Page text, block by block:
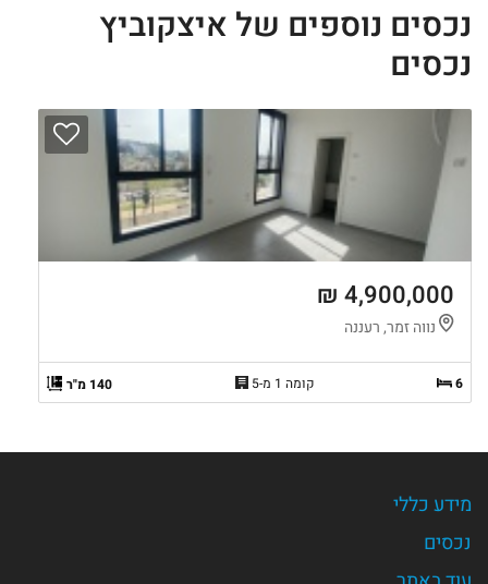
נכסים נוספים של איצקוביץ
נכסים
4,900,000 ₪
נווה זמר, רעננה
6 קומה 1 מ-5 140 מ"ר
מידע כללי
נכסים